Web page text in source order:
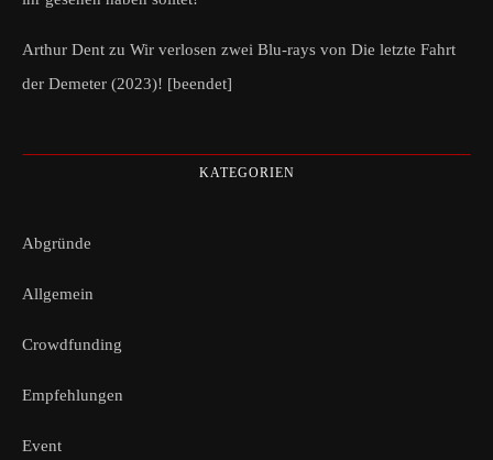
Arthur Dent zu Wir verlosen zwei Blu-rays von Die letzte Fahrt
der Demeter (2023)! [beendet]
KATEGORIEN
Abgründe
Allgemein
Crowdfunding
Empfehlungen
Event